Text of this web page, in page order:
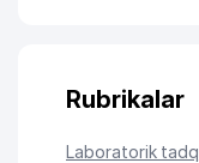
Rubrikalar
Laboratorik